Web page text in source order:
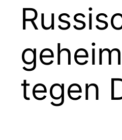
tegen